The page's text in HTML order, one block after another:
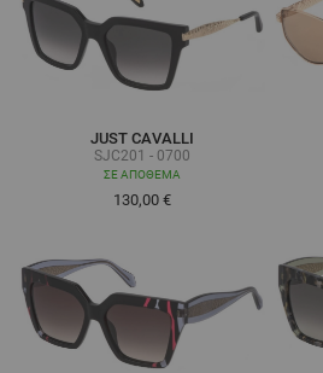
JUST CAVALLI
SJC201 - 0700
ΣΕ ΑΠΌΘΕΜΑ
130,00 €